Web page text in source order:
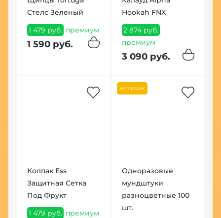
Стелс Зеленый
1 479 руб. премиум
1 590 руб.
Hookah FNX
2 874 руб.
премиум
3 090 руб.
Колпак Ess
Защитная Сетка
Под Фрукт
1 479 руб. премиум
Хит продаж
Одноразовые
мундштуки
разноцветные 100
шт.